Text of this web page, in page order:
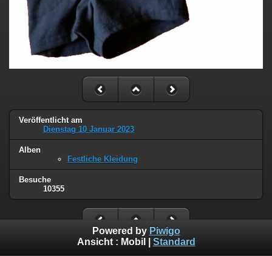
Veröffentlicht am
Dienstag 10 Januar 2023
Alben
Festliche Kleidung
Besuche
10355
Powered by Piwigo
Ansicht : Mobil Standard